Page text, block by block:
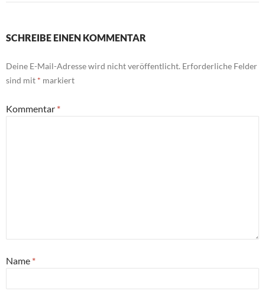
SCHREIBE EINEN KOMMENTAR
Deine E-Mail-Adresse wird nicht veröffentlicht. Erforderliche Felder
sind mit * markiert
Kommentar *
Name *